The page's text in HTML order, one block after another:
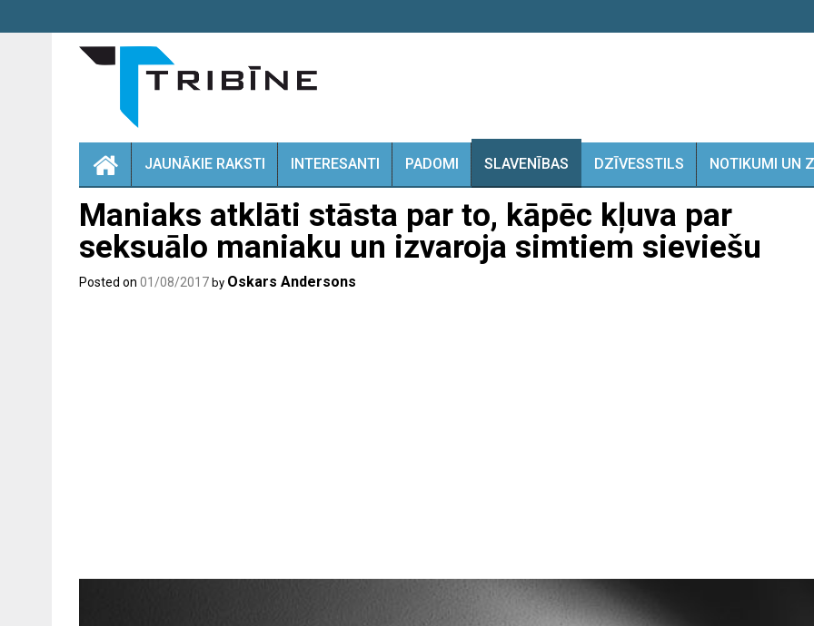
JAUNĀKIE RAKSTI INTERESANTI PADOMI SLAVENĪBAS DZĪVESSTILS NOTIKUMI UN
Maniaks atklāti stāsta par to, kāpēc kļuva par
seksuālo maniaku un izvaroja simtiem sieviešu
Posted on 01/08/2017 by Oskars Andersons